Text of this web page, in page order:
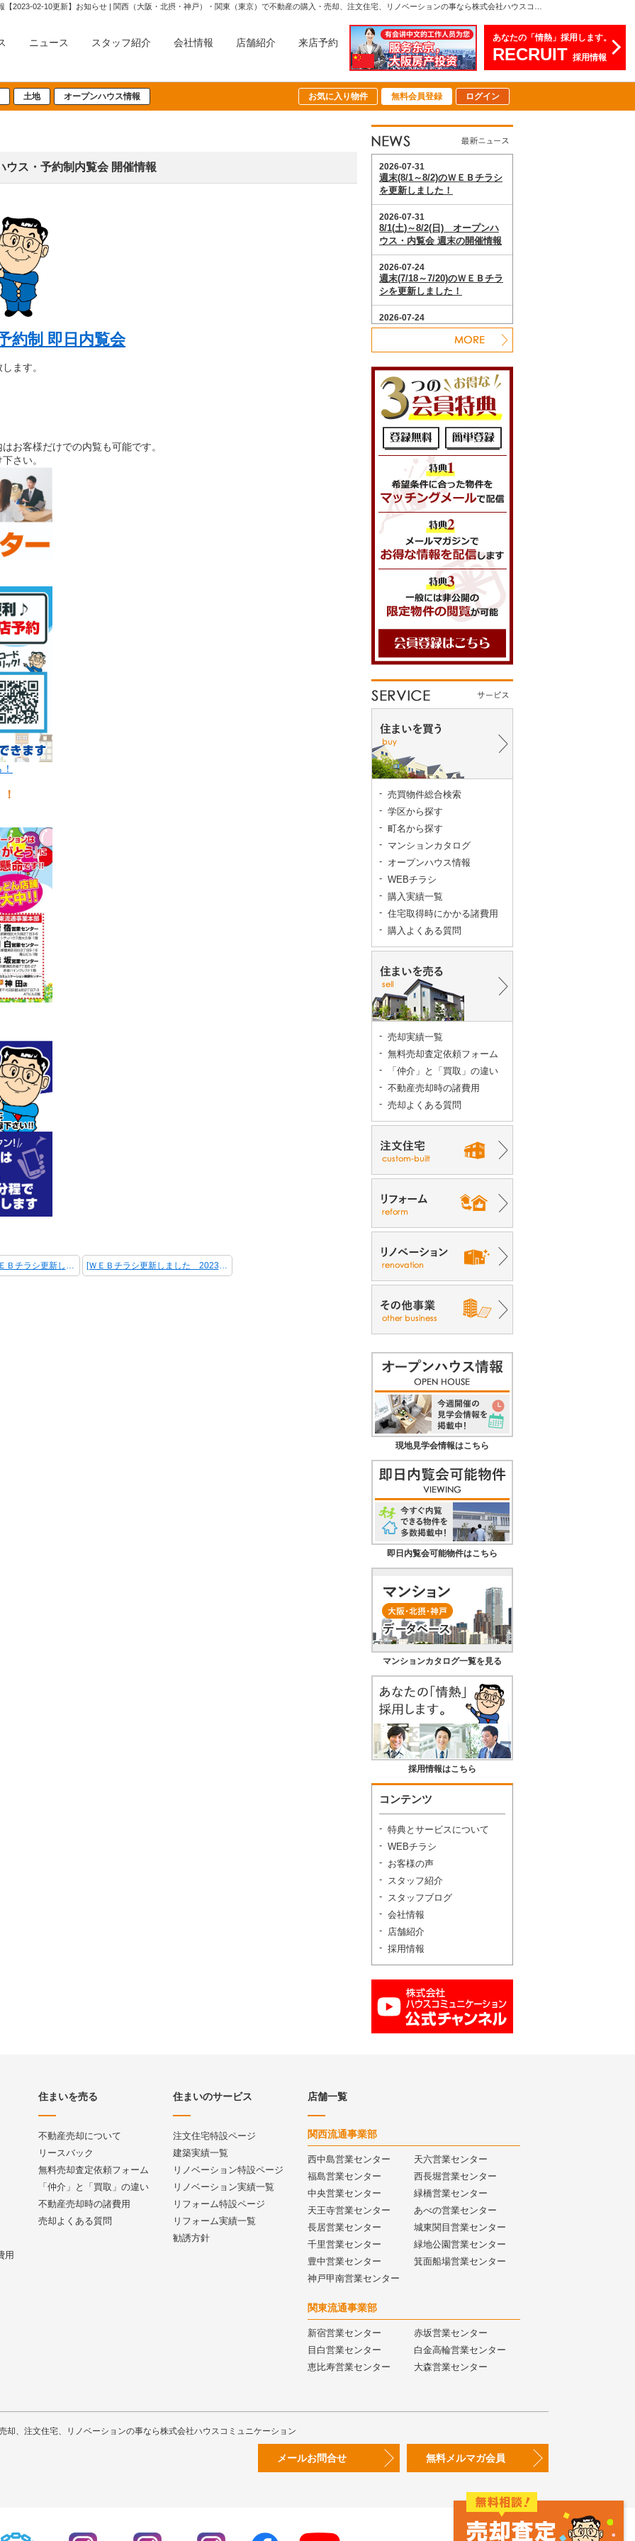
ニュース スタッフ紹介 会社情報 店舗紹介 来店予約 あなたの「情熱」採用します。
RECRUIT 採用情報
土地 オープンハウス情報 お気に入り物件 無料会員登録 ログイン
ウス・予約制内覧会 開催情報
約制 即日内覧会
ます。
お客様だけでの内覧も可能です。
さい。
[ＷＥＢチラシ更新しました 2023.2.10【各営業センター】] 次の記事 ＞
売買物件総合検索
学区から探す
町名から探す
マンションカタログ
オープンハウス情報
WEBチラシ
購入実績一覧
住宅取得時にかかる諸費用
購入よくある質問
売却実績一覧
無料売却査定依頼フォーム
「仲介」と「買取」の違い
不動産売却時の諸費用
売却よくある質問
現地見学会情報はこちら
即日内覧会可能物件はこちら
マンションカタログ一覧を見る
採用情報はこちら
コンテンツ
特典とサービスについて
WEBチラシ
お客様の声
スタッフ紹介
スタッフブログ
会社情報
店舗紹介
採用情報
用
住まいを売る
不動産売却について
リースバック
無料売却査定依頼フォーム
「仲介」と「買取」の違い
不動産売却時の諸費用
売却よくある質問
住まいのサービス
注文住宅特設ページ
建築実績一覧
リノベーション特設ページ
リノベーション実績一覧
リフォーム特設ページ
リフォーム実績一覧
勧誘方針
店舗一覧
関西流通事業部
西中島営業センター
天六営業センター
福島営業センター
西長堀営業センター
中央営業センター
緑橋営業センター
天王寺営業センター
あべの営業センター
長居営業センター
城東関目営業センター
千里営業センター
緑地公園営業センター
豊中営業センター
箕面船場営業センター
神戸甲南営業センター
関東流通事業部
新宿営業センター
赤坂営業センター
目白営業センター
白金高輪営業センター
恵比寿営業センター
大森営業センター
、注文住宅、リノベーションの事なら株式会社ハウスコミュニケーション
メールお問合せ 無料メルマガ会員